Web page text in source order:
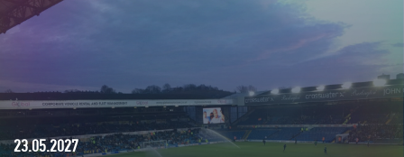
23.05.2027